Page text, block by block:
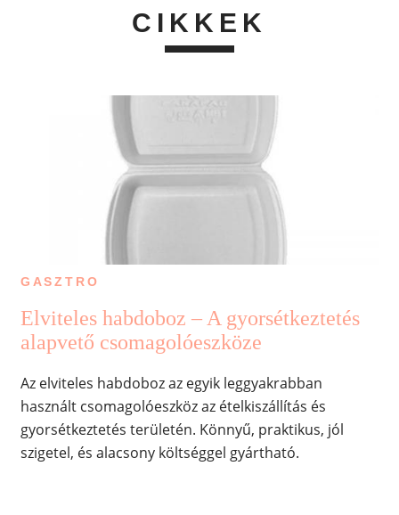
CIKKEK
GASZTRO
Elviteles habdoboz – A gyorsétkeztetés
alapvető csomagolóeszköze
Az elviteles habdoboz az egyik leggyakrabban
használt csomagolóeszköz az ételkiszállítás és
gyorsétkeztetés területén. Könnyű, praktikus, jól
szigetel, és alacsony költséggel gyártható.